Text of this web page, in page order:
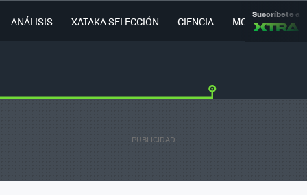
ANÁLISIS XATAKA SELECCIÓN CIENCIA MOVILIDAD
Suscríbete a